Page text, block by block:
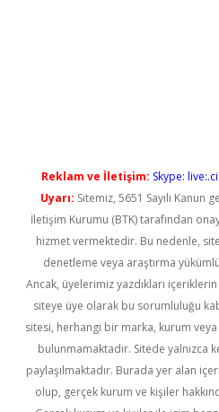
Reklam ve İletişim: Skype:
Uyarı: Sitemiz, 5651 Sayılı Kanun
İletişim Kurumu (BTK) tarafından
hizmet vermektedir. Bu nedenle,
denetleme veya araştırma
Ancak, üyelerimiz yazdıkları
siteye üye olarak bu sorumluluğu
sitesi, herhangi bir marka, kurum veya
bulunmamaktadır. Sitede yalnızca
paylaşılmaktadır. Burada yer alan
olup, gerçek kurum ve kişiler